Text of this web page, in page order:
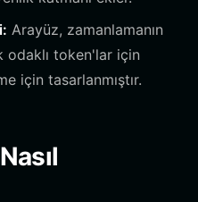
Arayüz, zamanlamanın
odaklı token'lar için
için tasarlanmıştır.